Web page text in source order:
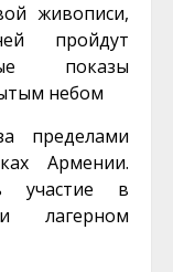
живописи,
пройдут
показы
небом
пределами
Армении.
участие в
лагерном